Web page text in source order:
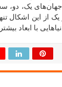
یک، دو، سه
از این اشکال
با ابعاد